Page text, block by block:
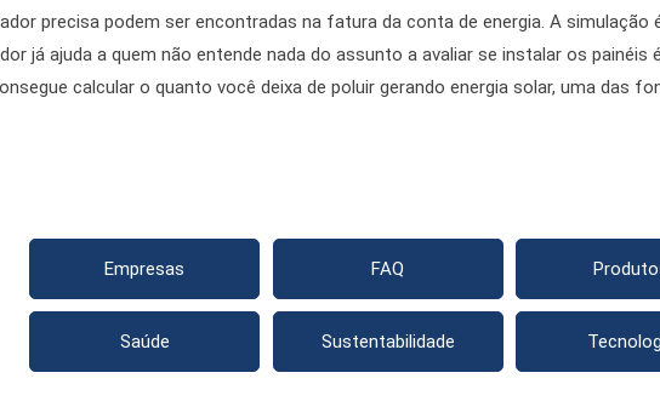
precisa podem ser encontradas na fatura da conta de energia. A simulação
já ajuda a quem não entende nada do assunto a avaliar se instalar os painéis
calcular o quanto você deixa de poluir gerando energia solar, uma das
Empresas FAQ
Saúde Sustentabilidade